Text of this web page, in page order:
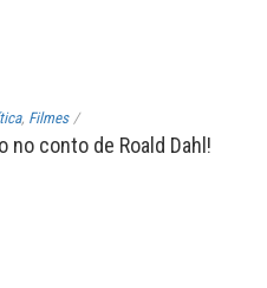
, Filmes /
no conto de Roald Dahl!